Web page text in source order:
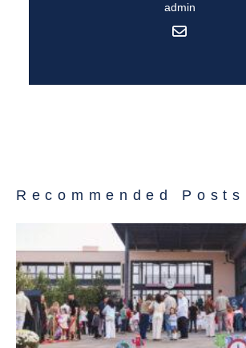
admin
Recommended Posts